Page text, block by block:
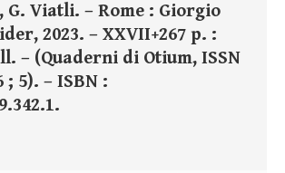
Viatli. – Rome : Giorgio
2023. – XXVII+267 p. :
– (Quaderni di Otium, ISSN
; 5). – ISBN :